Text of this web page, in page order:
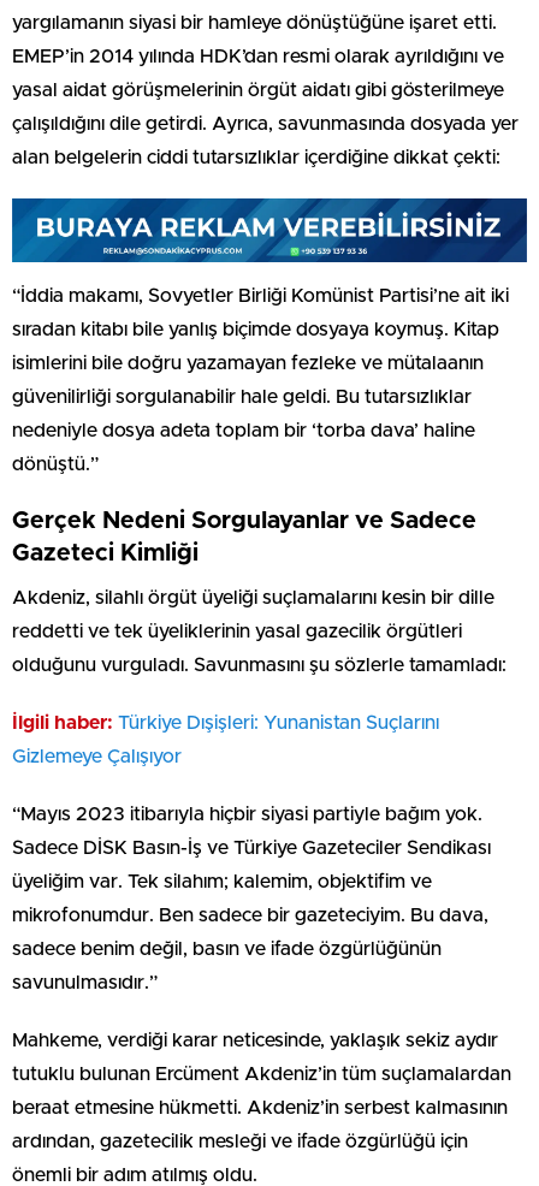
yargılamanın siyasi bir hamleye dönüştüğüne işaret etti.
EMEP’in 2014 yılında HDK’dan resmi olarak ayrıldığını ve
yasal aidat görüşmelerinin örgüt aidatı gibi gösterilmeye
çalışıldığını dile getirdi. Ayrıca, savunmasında dosyada yer
alan belgelerin ciddi tutarsızlıklar içerdiğine dikkat çekti:
“İddia makamı, Sovyetler Birliği Komünist Partisi’ne ait iki
sıradan kitabı bile yanlış biçimde dosyaya koymuş. Kitap
isimlerini bile doğru yazamayan fezleke ve mütalaanın
güvenilirliği sorgulanabilir hale geldi. Bu tutarsızlıklar
nedeniyle dosya adeta toplam bir ‘torba dava’ haline
dönüştü.”
Gerçek Nedeni Sorgulayanlar ve Sadece
Gazeteci Kimliği
Akdeniz, silahlı örgüt üyeliği suçlamalarını kesin bir dille
reddetti ve tek üyeliklerinin yasal gazecilik örgütleri
olduğunu vurguladı. Savunmasını şu sözlerle tamamladı:
İlgili haber: Türkiye Dışişleri: Yunanistan Suçlarını
Gizlemeye Çalışıyor
“Mayıs 2023 itibarıyla hiçbir siyasi partiyle bağım yok.
Sadece DİSK Basın-İş ve Türkiye Gazeteciler Sendikası
üyeliğim var. Tek silahım; kalemim, objektifim ve
mikrofonumdur. Ben sadece bir gazeteciyim. Bu dava,
sadece benim değil, basın ve ifade özgürlüğünün
savunulmasıdır.”
Mahkeme, verdiği karar neticesinde, yaklaşık sekiz aydır
tutuklu bulunan Ercüment Akdeniz’in tüm suçlamalardan
beraat etmesine hükmetti. Akdeniz’in serbest kalmasının
ardından, gazetecilik mesleği ve ifade özgürlüğü için
önemli bir adım atılmış oldu.